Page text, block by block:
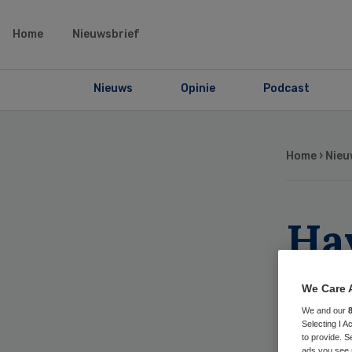
Home Nieuwsbrief
Nieuws Opinie Podcast
Home ›
We Care
We and our
Selecting I
to provide.